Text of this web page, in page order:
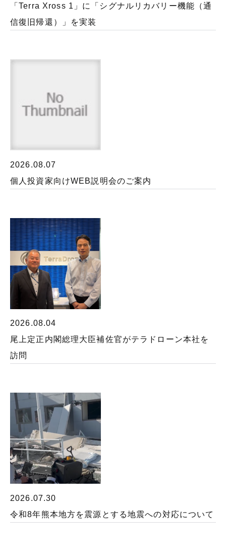
「Terra Xross 1」に「シグナルリカバリー機能（通
信復旧帰還）」を実装
2026.08.07
個人投資家向けWEB説明会のご案内
2026.08.04
尾上定正内閣総理大臣補佐官がテラドローン本社を
訪問
2026.07.30
令和8年熊本地方を震源とする地震への対応について